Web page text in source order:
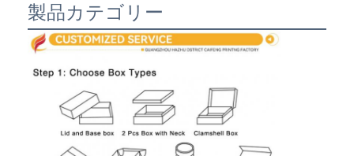
折りたたみ紙箱
小売用棚の揺り動かすもの
ステッカーラベル
製品カテゴリー